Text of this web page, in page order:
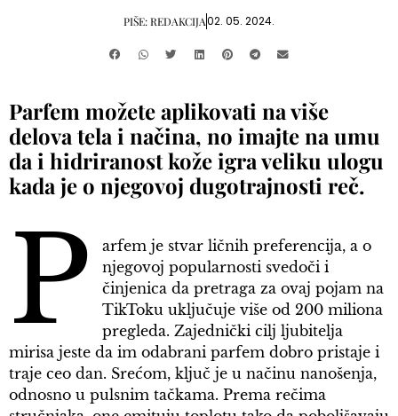
PIŠE:REDAKCIJA02. 05. 2024.
Parfem možete aplikovati na više
delova tela i načina, no imajte na umu
da i hidriranost kože igra veliku ulogu
kada je o njegovoj dugotrajnosti reč.
P
arfem je stvar ličnih preferencija, a o
njegovoj popularnosti svedoči i
činjenica da pretraga za ovaj pojam na
TikToku uključuje više od 200 miliona
pregleda. Zajednički cilj ljubitelja
mirisa jeste da im odabrani parfem dobro pristaje i
traje ceo dan. Srećom, ključ je u načinu nanošenja,
odnosno u pulsnim tačkama. Prema rečima